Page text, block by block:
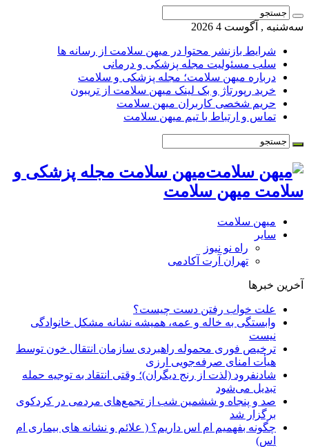
سه‌شنبه , آگوست 4 2026
شرایط بازنشر محتوا در میهن سلامت از رسانه ها
سلب مسئولیت مجله پزشکی و درمانی
درباره میهن سلامت؛ مجله پزشکی و سلامت
خرید رپورتاژ و بک لینک میهن سلامت از تریبون
حریم شخصی کاربران میهن سلامت
تماس و ارتباط با تیم میهن سلامت
میهن سلامت مجله پزشکی و
سلامت میهن سلامت
میهن سلامت
سایر
راه نو نیوز
تهران آرت آکادمی
آخرین خبرها
علت خواب رفتن دست چیست؟
وابستگی به خاله و عمه، همیشه نشانه مشکل خانوادگی
نیست
ترخیص فوری محموله راهبردی سازمان انتقال خون توسط
هیأت امنای صرفه‌جویی ارزی
شادنفرود (لذت از رنج دیگران)؛ وقتی انتقاد به توجیه حمله
تبدیل می‌شود
صد و پنجاه‌ و ششمین شب از تجمع‌های مردمی در کردکوی
برگزار شد
چگونه بفهمیم ام اس داریم؟ ( علائم و نشانه های بیماری ام
اس)